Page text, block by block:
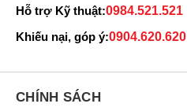
Hỗ trợ Kỹ thuật:0984.521.521
Khiếu nại, góp ý:0904.620.620
CHÍNH SÁCH